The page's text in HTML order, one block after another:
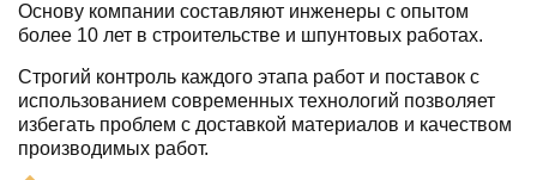
Основу компании составляют инженеры с опытом
более 10 лет в строительстве и шпунтовых работах.
Строгий контроль каждого этапа работ и поставок с
использованием современных технологий позволяет
избегать проблем с доставкой материалов и качеством
производимых работ.